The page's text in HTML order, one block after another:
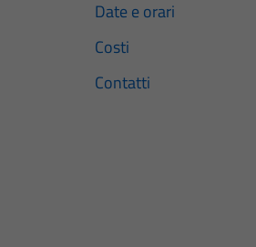
Date e orari
Costi
Contatti